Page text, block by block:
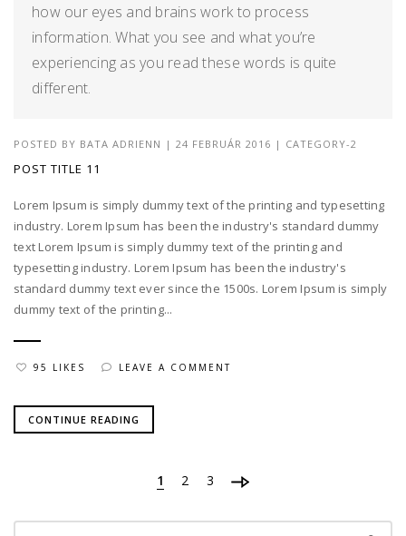
how our eyes and brains work to process
information. What you see and what you’re
experiencing as you read these words is quite
different.
POSTED BY BATA ADRIENN | 24 FEBRUÁR 2016 | CATEGORY-2
POST TITLE 11
Lorem Ipsum is simply dummy text of the printing and typesetting
industry. Lorem Ipsum has been the industry's standard dummy
text Lorem Ipsum is simply dummy text of the printing and
typesetting industry. Lorem Ipsum has been the industry's
standard dummy text ever since the 1500s. Lorem Ipsum is simply
dummy text of the printing...
95 LIKES LEAVE A COMMENT
CONTINUE READING
1 2 3